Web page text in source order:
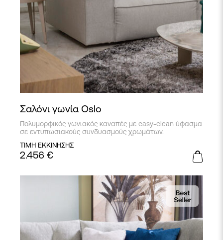
Σαλόνι γωνία Oslo
Πολυμορφικός γωνιακός καναπές με easy-clean ύφασμα
σε εντυπωσιακούς συνδυασμούς χρωμάτων.
ΤΙΜΗ ΕΚΚΙΝΗΣΗΣ
2.456 €